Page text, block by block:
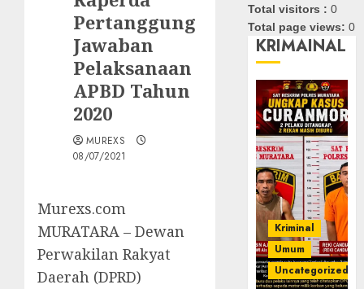
Pertanggung
Jawaban
Pelaksanaan
APBD Tahun
2020
MUREXS
08/07/2021
Murexs.com
MURATARA – Dewan
Perwakilan Rakyat
Daerah (DPRD)
Total visitors :0
Total page views:0
KRIMAINAL
Kriminal
Umum
Uncategorized